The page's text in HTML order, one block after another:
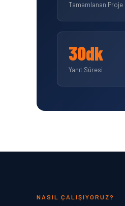
Tamamlanan Proje
30dk
Yanıt Süresi
NASIL ÇALIŞIYORUZ?